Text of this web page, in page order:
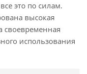
это по силам.
высокая
своевременная
использования